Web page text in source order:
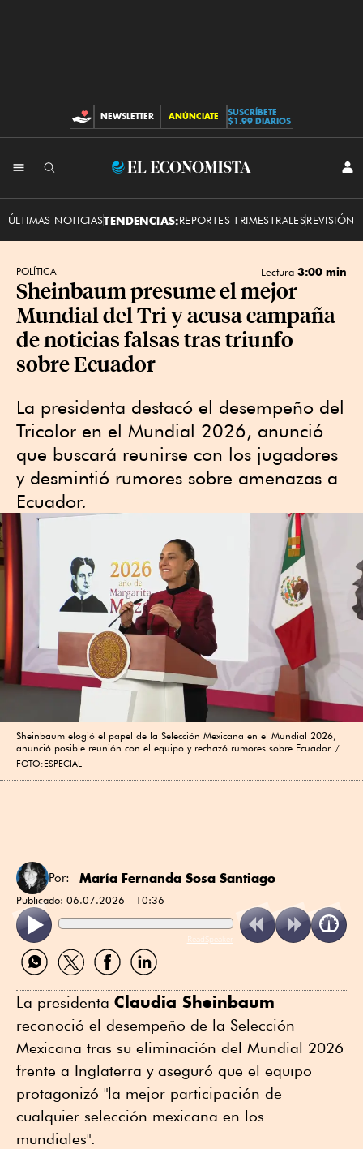
CONTRIBUCIONES
NEWSLETTER ANÚNCIATE
SUSCRÍBETE
$1.99 DIARIOS
El
ÚLTIMAS NOTICIASTENDENCIAS:REPORTES TRIMESTRALESREVISIÓN
POLÍTICA Lectura 3:00 min
Sheinbaum presume el mejor
Mundial del Tri y acusa campaña
de noticias falsas tras triunfo
sobre Ecuador
La presidenta destacó el desempeño del
Tricolor en el Mundial 2026, anunció
que buscará reunirse con los jugadores
y desmintió rumores sobre amenazas a
Ecuador.
Sheinbaum elogió el papel de la Selección Mexicana en el Mundial 2026,
anunció posible reunión con el equipo y rechazó rumores sobre Ecuador.
FOTO:ESPECIAL
Por: María Fernanda Sosa Santiago
Publicado: 06.07.2026 - 10:36
ReadSpeaker
Compartir
por
Compartir
por
Compartir
por
Compartir
por
La presidenta Claudia Sheinbaum
reconoció el desempeño de la Selección
Mexicana tras su eliminación del Mundial 2026
frente a Inglaterra y aseguró que el equipo
protagonizó "la mejor participación de
cualquier selección mexicana en los
mundiales".